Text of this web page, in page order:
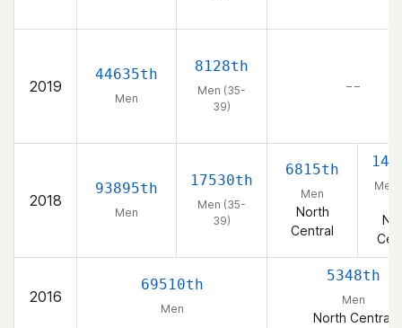
2019
44635th
Men
8128th
Men (35-
39)
– –
2018
93895th
Men
17530th
Men (35-
39)
6815th
Men
North
Central
Men
2016
69510th
Men
5348th
Men
North Central